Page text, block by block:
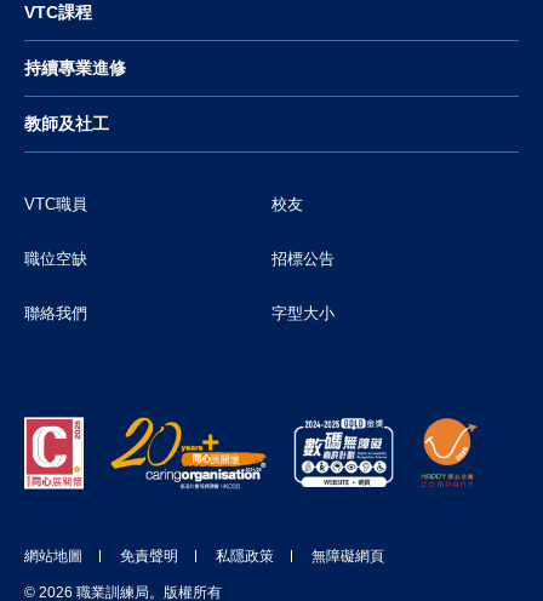
支持VTC
VTC課程
持續專業進修
教師及社工
VTC職員 校友
職位空缺 招標公告
聯絡我們 字型大小
網站地圖 免責聲明 私隱政策 無障礙網頁
© 2026 職業訓練局。版權所有